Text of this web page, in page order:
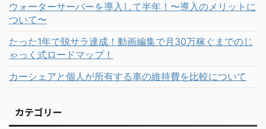
ウォーターサーバーを導入して半年！〜導入のメリットに
ついて〜
たった1年で脱サラ達成！動画編集で月30万稼ぐまでのじ
ゃっく式ロードマップ！
カーシェアと個人が所有する車の維持費を比較について
カテゴリー